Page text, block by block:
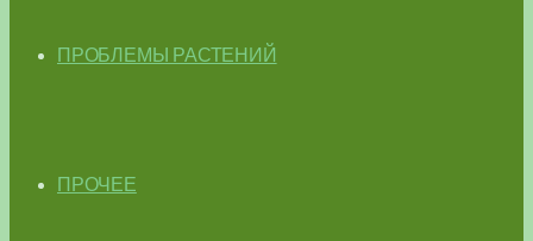
ПРОБЛЕМЫ РАСТЕНИЙ
ПРОЧЕЕ